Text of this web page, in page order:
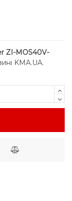
ZI-MOS40V-
KMA.UA.